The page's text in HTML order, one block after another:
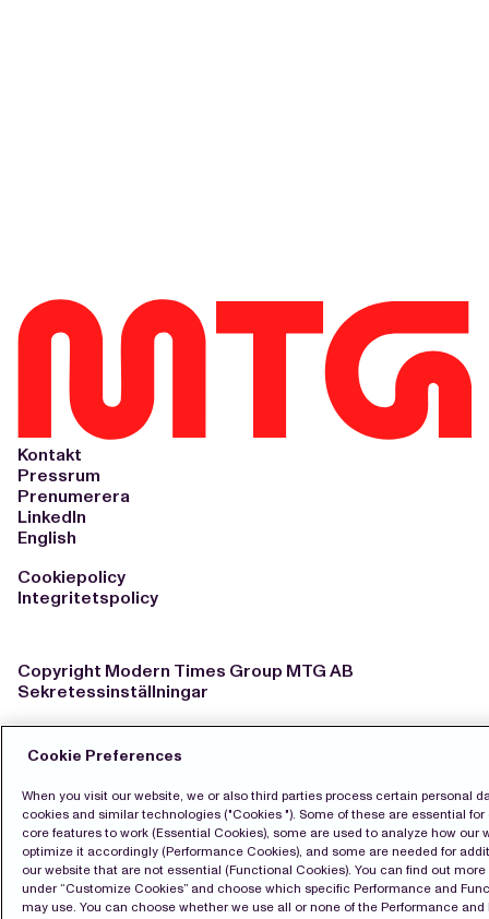
Kontakt
Pressrum
Prenumerera
LinkedIn
English
Cookiepolicy
Integritetspolicy
Copyright Modern Times Group MTG AB
Sekretessinställningar
Cookie Preferences
When you visit our website, we or also third parties process certain personal
cookies and similar technologies ("Cookies "). Some of these are essential
core features to work (Essential Cookies), some are used to analyze how our
optimize it accordingly (Performance Cookies), and some are needed for
our website that are not essential (Functional Cookies). You can find out
under “Customize Cookies” and choose which specific Performance and
may use. You can choose whether we use all or none of the Performance